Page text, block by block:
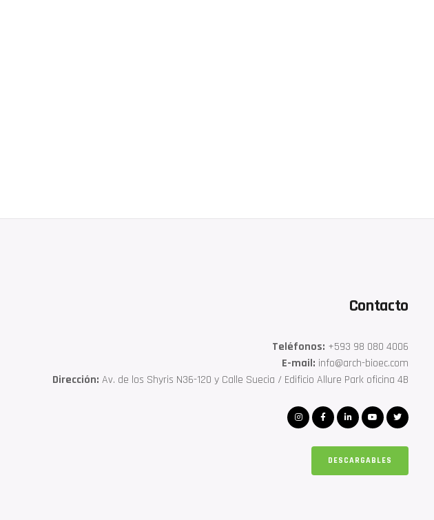
Contacto
Teléfonos: ‎+593 98 080 4006
E-mail: info@arch-bioec.com
Dirección: Av. de los Shyris N36-120 y Calle Suecia / Edificio Allure Park oficina 4B
DESCARGABLES